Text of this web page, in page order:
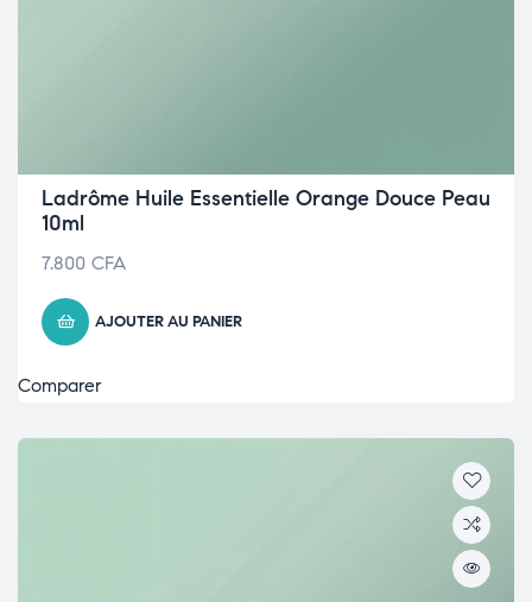
Ladrôme Huile Essentielle Orange Douce Peau
10ml
7.800 CFA
AJOUTER AU PANIER
Comparer